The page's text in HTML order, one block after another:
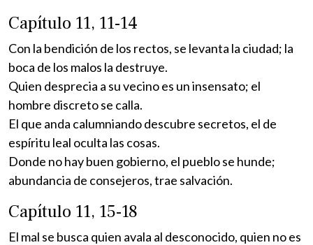
Capítulo 11, 11-14
Con la bendición de los rectos, se levanta la ciudad; la
boca de los malos la destruye.
Quien desprecia a su vecino es un insensato; el
hombre discreto se calla.
El que anda calumniando descubre secretos, el de
espíritu leal oculta las cosas.
Donde no hay buen gobierno, el pueblo se hunde;
abundancia de consejeros, trae salvación.
Capítulo 11, 15-18
El mal se busca quien avala al desconocido, quien no es